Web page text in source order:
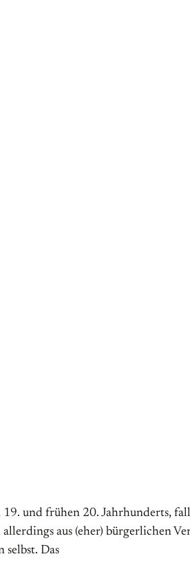
und frühen 20. Jahrhunderts,
aus (eher) bürgerlichen
Das